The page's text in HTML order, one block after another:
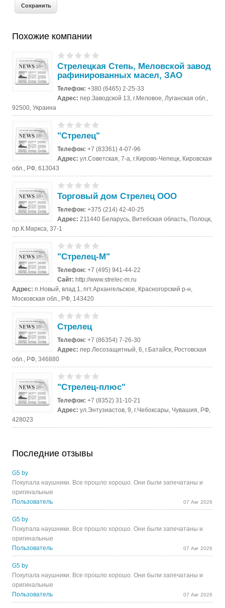
Похожие компании
Стрелецкая Степь, Меловской завод
рафинированных масел, ЗАО
Телефон:+380 (6465) 2-25-33
Адрес:пер.Заводской 13, г.Меловое, Луганская обл.,
92500, Украина
"Стрелец"
Телефон:+7 (83361) 4-07-96
Адрес:ул.Советская, 7-а, г.Кирово-Чепецк, Кировская
обл., РФ, 613043
Торговый дом Стрелец ООО
Телефон:+375 (214) 42-40-25
Адрес: 211440 Беларусь, Витебская область, Полоцк,
пр.К.Маркса, 37-1
"Стрелец-М"
Телефон:+7 (495) 941-44-22
Сайт:http://www.strelec-m.ru
Адрес:п.Новый, влад.1, пгт.Архангельское, Красногорский р-н,
Московская обл., РФ, 143420
Стрелец
Телефон:+7 (86354) 7-26-30
Адрес:пер.Лесозащитный, 6, г.Батайск, Ростовская
обл., РФ, 346880
"Стрелец-плюс"
Телефон:+7 (8352) 31-10-21
Адрес:ул.Энтузиастов, 9, г.Чебоксары, Чувашия, РФ,
428023
Последние отзывы
G5 by
Покупала наушники. Все прошло хорошо. Они были запечатаны и
оригинальные
Пользователь
07 Авг 2026
G5 by
Покупала наушники. Все прошло хорошо. Они были запечатаны и
оригинальные
Пользователь
07 Авг 2026
G5 by
Покупала наушники. Все прошло хорошо. Они были запечатаны и
оригинальные
Пользователь
07 Авг 2026